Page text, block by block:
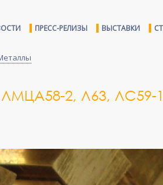
ПРЕСС-РЕЛИЗЫ ВЫСТАВКИ
2, Л63,